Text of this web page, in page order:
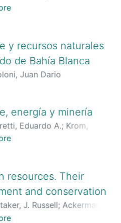
1985
L.
y recursos naturales
de Bahía Blanca
Juan Dario
energía y minería
Eduardo A.; Krom,
;
resources. Their
and conservation
J. Russell; Ackerman,